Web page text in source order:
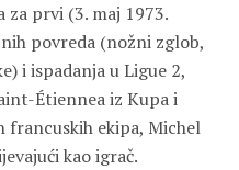
za prvi (3. maj 1973.
povreda (nožni zglob,
i ispadanja u Ligue 2,
Étiennea iz Kupa i
ekipa, Michel
kao igrač.